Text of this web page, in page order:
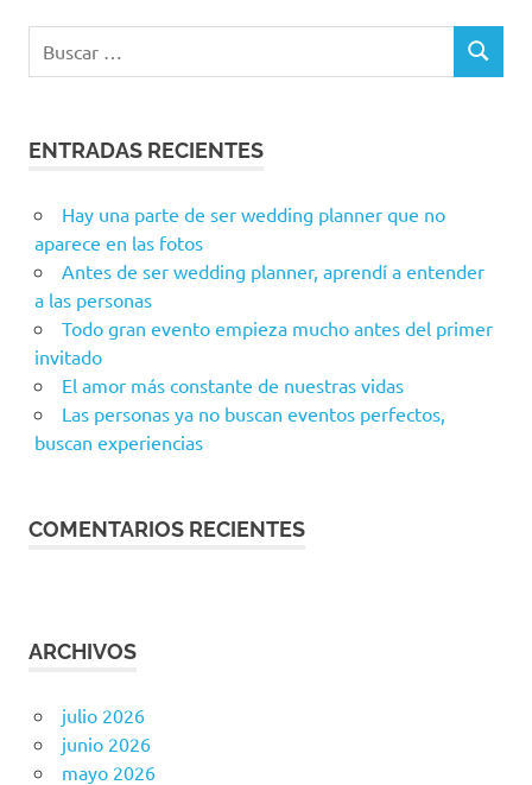
BUSCAR
ENTRADAS RECIENTES
Hay una parte de ser wedding planner que no
aparece en las fotos
Antes de ser wedding planner, aprendí a entender
a las personas
Todo gran evento empieza mucho antes del primer
invitado
El amor más constante de nuestras vidas
Las personas ya no buscan eventos perfectos,
buscan experiencias
COMENTARIOS RECIENTES
ARCHIVOS
julio 2026
junio 2026
mayo 2026